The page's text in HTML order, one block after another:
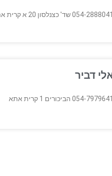
054-2888041 שד' כצנלסון 20 א קרית אתא
דביר
054-7979641 הביכורים 1 קרית אתא